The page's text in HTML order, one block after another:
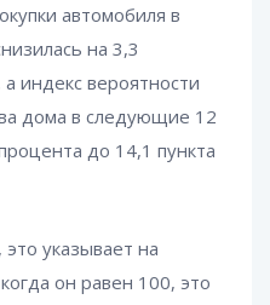
автомобиля в
на 3,3
индекс вероятности
дома в следующие 12
до 14,1 пункта
указывает на
он равен 100, это